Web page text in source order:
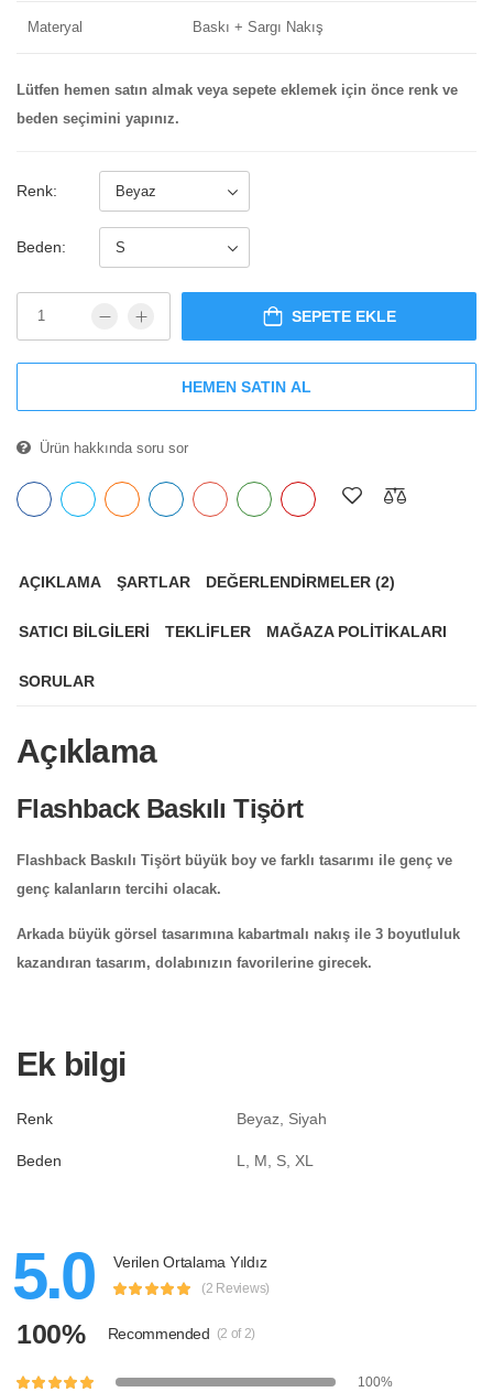
Materyal Baskı + Sargı Nakış
Lütfen hemen satın almak veya sepete eklemek için önce renk ve
beden seçimini yapınız.
Renk:
Beden:
SEPETE EKLE
HEMEN SATIN AL
Ürün hakkında soru sor
AÇIKLAMA ŞARTLAR DEĞERLENDIRMELER (2)
SATICI BILGILERI TEKLIFLER MAĞAZA POLITIKALARI
SORULAR
Açıklama
Flashback Baskılı Tişört
Flashback Baskılı Tişört büyük boy ve farklı tasarımı ile genç ve
genç kalanların tercihi olacak.
Arkada büyük görsel tasarımına kabartmalı nakış ile 3 boyutluluk
kazandıran tasarım, dolabınızın favorilerine girecek.
Ek bilgi
Renk Beyaz, Siyah
Beden L, M, S, XL
5.0 Verilen Ortalama Yıldız
(2 Reviews)
100% Recommended (2 of 2)
100%